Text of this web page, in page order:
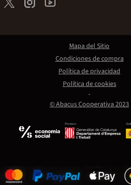
Promou:
© Abacus Cooperativa 2023
Mapa del Sitio
Condiciones de compra
Política de privacidad
Política de cookies